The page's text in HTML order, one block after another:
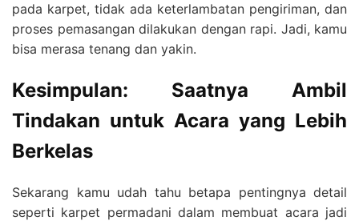
pada karpet, tidak ada keterlambatan pengiriman, dan
proses pemasangan dilakukan dengan rapi. Jadi, kamu
bisa merasa tenang dan yakin.
Kesimpulan: Saatnya Ambil
Tindakan untuk Acara yang Lebih
Berkelas
Sekarang kamu udah tahu betapa pentingnya detail
seperti karpet permadani dalam membuat acara jadi